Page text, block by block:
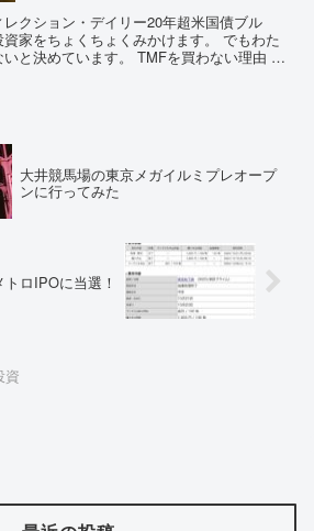
クション・デイリー20年超米国債ブル
家をちょくちょくみかけます。 でもわた
と決めています。 TMFを買わない理由 理
大井競馬場の東京メガイルミプレオープ
ンに行ってみた
トロIPOに当選！
資